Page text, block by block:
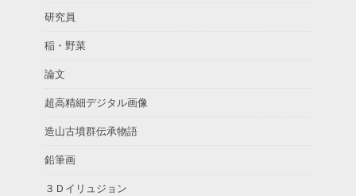
研究員
稲・野菜
論文
超高精細デジタル画像
造山古墳群伝承物語
鉛筆画
３Ｄイリュジョン